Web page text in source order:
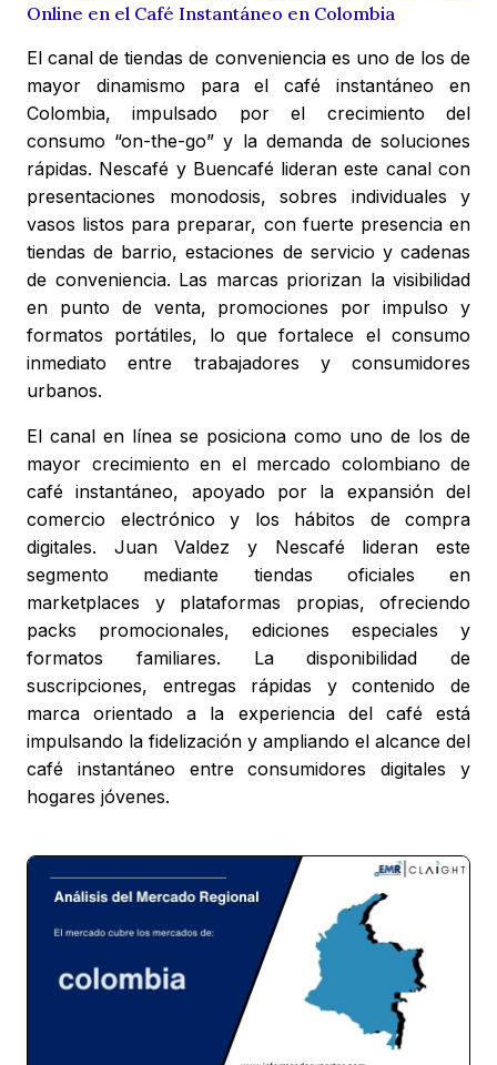
Online en el Café Instantáneo en Colombia
El canal de tiendas de conveniencia es uno de los de
mayor dinamismo para el café instantáneo en
Colombia, impulsado por el crecimiento del
consumo “on-the-go” y la demanda de soluciones
rápidas. Nescafé y Buencafé lideran este canal con
presentaciones monodosis, sobres individuales y
vasos listos para preparar, con fuerte presencia en
tiendas de barrio, estaciones de servicio y cadenas
de conveniencia. Las marcas priorizan la visibilidad
en punto de venta, promociones por impulso y
formatos portátiles, lo que fortalece el consumo
inmediato entre trabajadores y consumidores
urbanos.
El canal en línea se posiciona como uno de los de
mayor crecimiento en el mercado colombiano de
café instantáneo, apoyado por la expansión del
comercio electrónico y los hábitos de compra
digitales. Juan Valdez y Nescafé lideran este
segmento mediante tiendas oficiales en
marketplaces y plataformas propias, ofreciendo
packs promocionales, ediciones especiales y
formatos familiares. La disponibilidad de
suscripciones, entregas rápidas y contenido de
marca orientado a la experiencia del café está
impulsando la fidelización y ampliando el alcance del
café instantáneo entre consumidores digitales y
hogares jóvenes.